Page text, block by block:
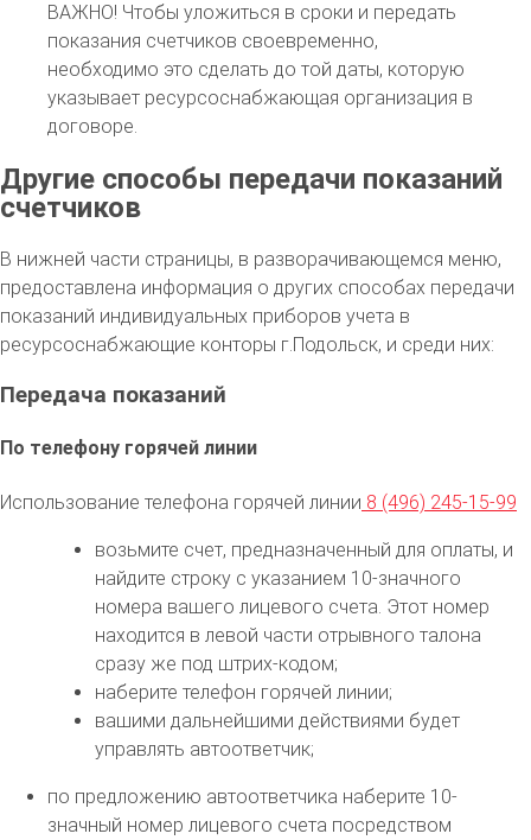
ВАЖНО! Чтобы уложиться в сроки и передать
показания счетчиков своевременно,
необходимо это сделать до той даты, которую
указывает ресурсоснабжающая организация в
договоре.
Другие способы передачи показаний
счетчиков
В нижней части страницы, в разворачивающемся меню,
предоставлена информация о других способах передачи
показаний индивидуальных приборов учета в
ресурсоснабжающие конторы г.Подольск, и среди них:
Передача показаний
По телефону горячей линии
Использование телефона горячей линии 8 (496) 245-15-99
возьмите счет, предназначенный для оплаты, и
найдите строку с указанием 10-значного
номера вашего лицевого счета. Этот номер
находится в левой части отрывного талона
сразу же под штрих-кодом;
наберите телефон горячей линии;
вашими дальнейшими действиями будет
управлять автоответчик;
по предложению автоответчика наберите 10-
значный номер лицевого счета посредством